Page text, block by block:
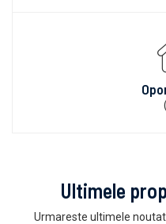
Ultimele
Urmareste ultimele